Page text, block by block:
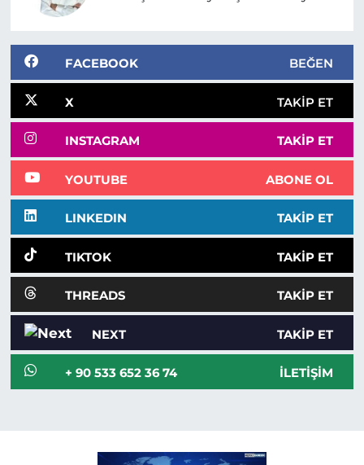
FACEBOOK BEĞEN
X TAKIP ET
INSTAGRAM TAKIP ET
YOUTUBE ABONE OL
LINKEDIN TAKIP ET
TIKTOK TAKIP ET
THREADS TAKIP ET
NEXT TAKIP ET
+ 90 533 652 36 74 İLETIŞIM